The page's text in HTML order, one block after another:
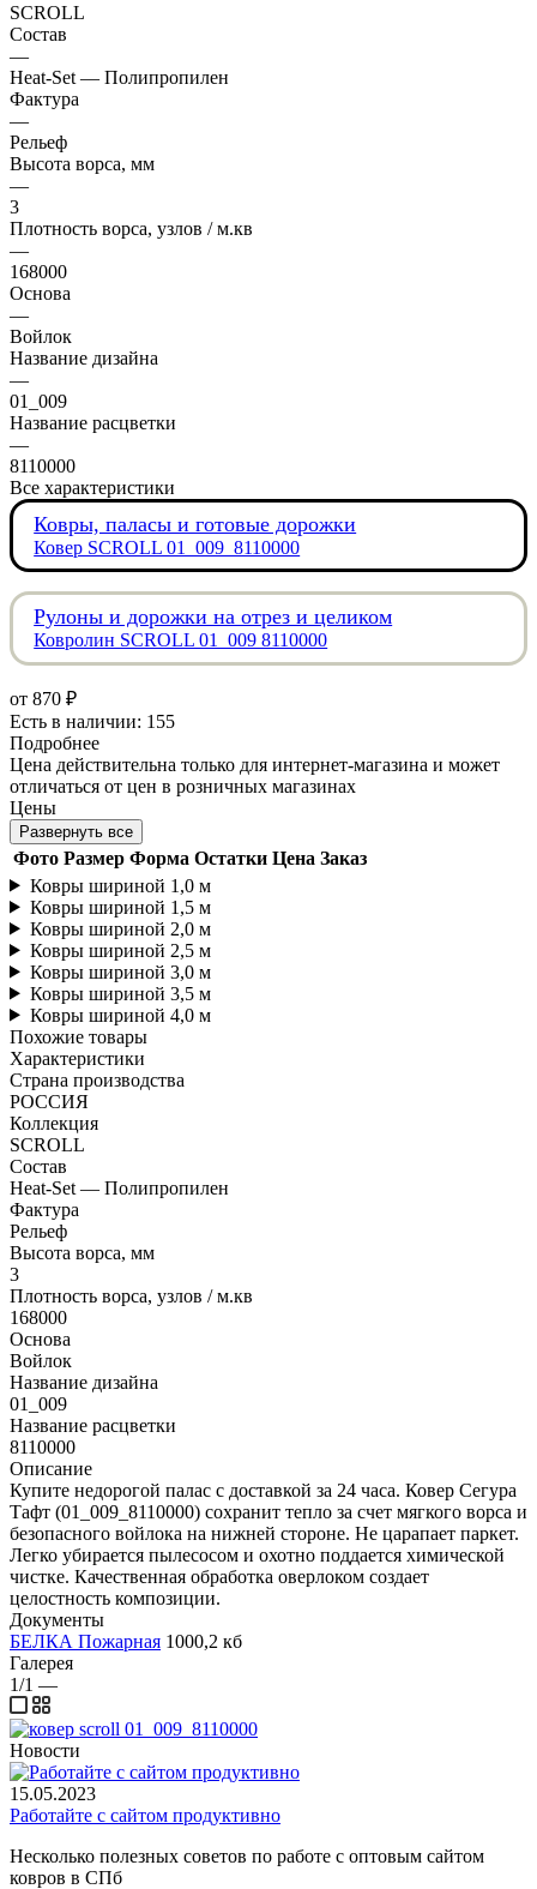
SCROLL
Состав
—
Heat-Set — Полипропилен
Фактура
—
Рельеф
Высота ворса, мм
—
3
Плотность ворса, узлов / м.кв
—
168000
Основа
—
Войлок
Название дизайна
—
01_009
Название расцветки
—
8110000
Все характеристики
Ковры, паласы и готовые дорожки
Ковер SCROLL 01_009_8110000
Рулоны и дорожки на отрез и целиком
Ковролин SCROLL 01_009 8110000
от 870 ₽
Есть в наличии: 155
Подробнее
Цена действительна только для интернет-магазина и может
отличаться от цен в розничных магазинах
Цены
Развернуть все
Фото Размер Форма Остатки Цена Заказ
Ковры шириной 1,0 м
Ковры шириной 1,5 м
Ковры шириной 2,0 м
Ковры шириной 2,5 м
Ковры шириной 3,0 м
Ковры шириной 3,5 м
Ковры шириной 4,0 м
Похожие товары
Характеристики
Страна производства
РОССИЯ
Коллекция
SCROLL
Состав
Heat-Set — Полипропилен
Фактура
Рельеф
Высота ворса, мм
3
Плотность ворса, узлов / м.кв
168000
Основа
Войлок
Название дизайна
01_009
Название расцветки
8110000
Описание
Купите недорогой палас с доставкой за 24 часа. Ковер Сегура
Тафт (01_009_8110000) сохранит тепло за счет мягкого ворса и
безопасного войлока на нижней стороне. Не царапает паркет.
Легко убирается пылесосом и охотно поддается химической
чистке. Качественная обработка оверлоком создает
целостность композиции.
Документы
БЕЛКА Пожарная 1000,2 кб
Галерея
1/1 —
Новости
15.05.2023
Работайте с сайтом продуктивно
Несколько полезных советов по работе с оптовым сайтом
ковров в СПб